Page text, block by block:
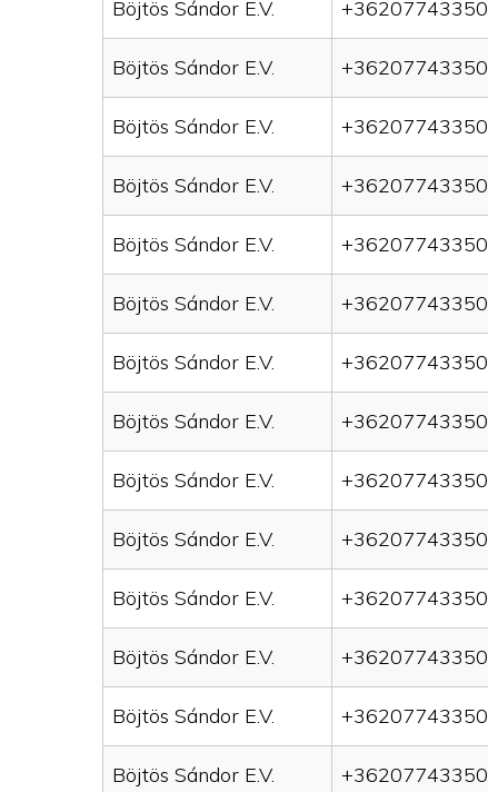
Böjtös Sándor E.V. +36207743350
Böjtös Sándor E.V. +36207743350
Böjtös Sándor E.V. +36207743350
Böjtös Sándor E.V. +36207743350
Böjtös Sándor E.V. +36207743350
Böjtös Sándor E.V. +36207743350
Böjtös Sándor E.V. +36207743350
Böjtös Sándor E.V. +36207743350
Böjtös Sándor E.V. +36207743350
Böjtös Sándor E.V. +36207743350
Böjtös Sándor E.V. +36207743350
Böjtös Sándor E.V. +36207743350
Böjtös Sándor E.V. +36207743350
Böjtös Sándor E.V. +36207743350